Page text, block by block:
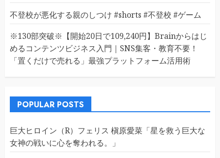
不登校が悪化する親のしつけ #shorts #不登校 #ゲーム
※130部突破※【開始20日で109,240円】Brainからはじ
めるコンテンツビジネス入門｜SNS集客・教育不要！
「置くだけで売れる」最強プラットフォーム活用術
POPULAR POSTS
巨大ヒロイン（R）フェリス 槇原愛菜「星を救う巨大な
女神の戦いに心を奪われる。」